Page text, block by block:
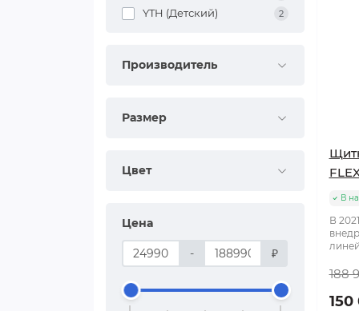
YTH (Детский) 2
Производитель
Размер
Цвет
Цена
- ₽
В
В
188
150